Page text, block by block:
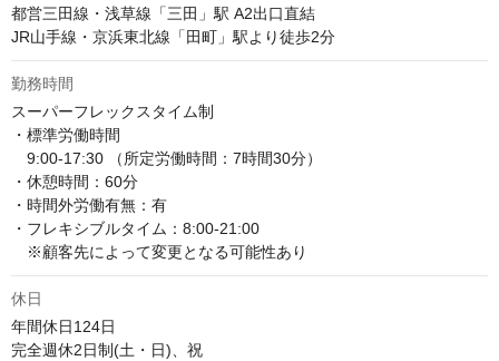
都営三田線・浅草線「三田」駅 A2出口直結
JR山手線・京浜東北線「田町」駅より徒歩2分
勤務時間
スーパーフレックスタイム制
・標準労働時間
9:00-17:30 （所定労働時間：7時間30分）
・休憩時間：60分
・時間外労働有無：有
・フレキシブルタイム：8:00-21:00
※顧客先によって変更となる可能性あり
休日
年間休日124日
完全週休2日制(土・日)、祝